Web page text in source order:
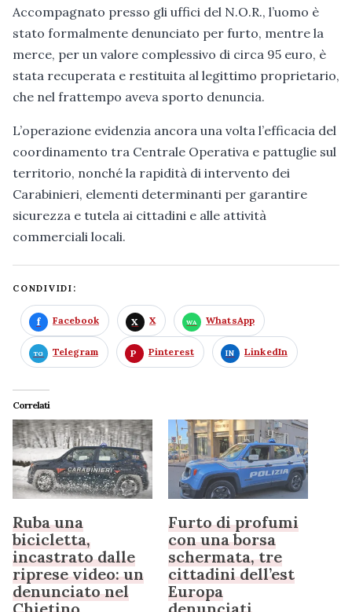
Accompagnato presso gli uffici del N.O.R., l’uomo è
stato formalmente denunciato per furto, mentre la
merce, per un valore complessivo di circa 95 euro, è
stata recuperata e restituita al legittimo proprietario,
che nel frattempo aveva sporto denuncia.
L’operazione evidenzia ancora una volta l’efficacia del
coordinamento tra Centrale Operativa e pattuglie sul
territorio, nonché la rapidità di intervento dei
Carabinieri, elementi determinanti per garantire
sicurezza e tutela ai cittadini e alle attività
commerciali locali.
CONDIVIDI:
Facebook X WhatsApp
Telegram Pinterest LinkedIn
Correlati
Ruba una
bicicletta,
incastrato dalle
riprese video: un
denunciato nel
Furto di profumi
con una borsa
schermata, tre
cittadini dell’est
Europa